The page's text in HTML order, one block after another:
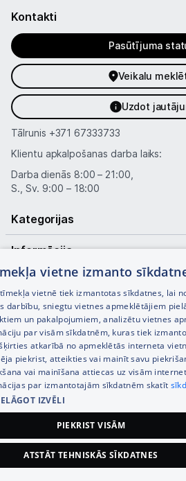
Kontakti
Pasūtījuma
Veikalu
Uzdot
Tālrunis +371 67333733
Klientu apkalpošanas darba laiks:
Darba dienās 8:00 – 21:00,
S., Sv. 9:00 – 18:00
Kategorijas
Informācija
Noderīgas saites
© SIA Tet 2026 -
vietne izmanto
vietnē tiek izmantotas sīkdatnes, lai
darbību, sniegtu vietnes apmeklētājiem
un pakalpojumiem, analizētu vietnes
par visām sīkdatnēm, kuras tiek
atkarībā no apmeklētās interneta
piekrist, atteikties vai mainīt savu
vai mainīšana attiecas uz visām
par izmantotajām sīkdatnēm skatīt
IZVĒLI
PIEKRIST VISĀM
ATSTĀT TEHNISKĀS SĪKDATNES